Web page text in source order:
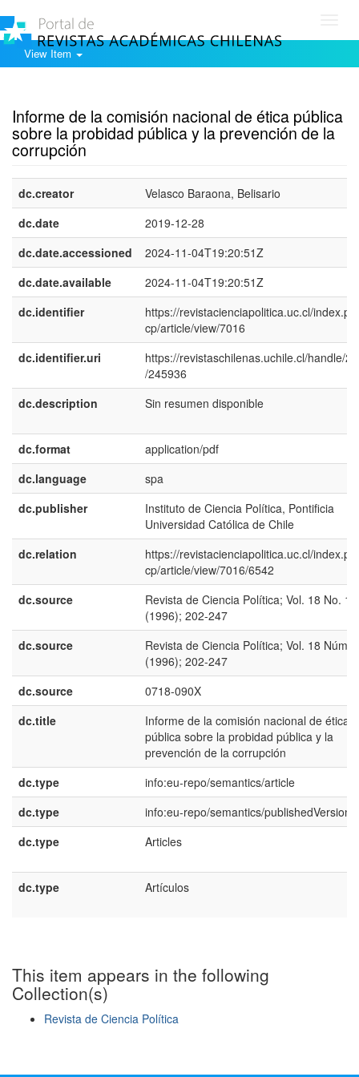
View Item
Informe de la comisión nacional de ética pública
sobre la probidad pública y la prevención de la
corrupción
dc.creator
Velasco Baraona, Belisario
dc.date
2019-12-28
dc.date.accessioned
2024-11-04T19:20:51Z
dc.date.available
2024-11-04T19:20:51Z
dc.identifier
https://revistacienciapolitica.uc.cl/
cp/article/view/7016
dc.identifier.uri
https://revistaschilenas.uchile.cl/handle/
/245936
dc.description
Sin resumen disponible
dc.format
application/pdf
dc.language
spa
dc.publisher
Instituto de Ciencia Política, Pontificia
Universidad Católica de Chile
dc.relation
https://revistacienciapolitica.uc.cl/
cp/article/view/7016/6542
dc.source
Revista de Ciencia Política; Vol. 18 No. 1-
(1996); 202-247
dc.source
Revista de Ciencia Política; Vol. 18 Núm.
(1996); 202-247
dc.source
0718-090X
dc.title
Informe de la comisión nacional de ética
pública sobre la probidad pública y la
prevención de la corrupción
dc.type
info:eu-repo/semantics/article
dc.type
info:eu-repo/semantics/publishedVersion
dc.type
Articles
dc.type Artículos
This item appears in the following
Collection(s)
Revista de Ciencia Política